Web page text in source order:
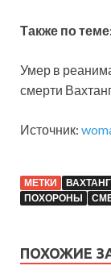
Также по
Умер в
смерти
Источник:
МЕТКИ
ПОХОРОНЫ
ПОХОЖИЕ